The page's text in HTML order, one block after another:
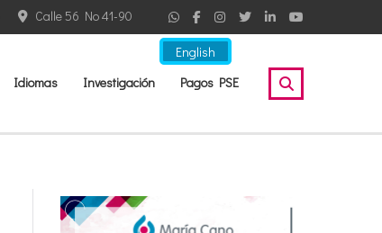
English
Calle 56 No 41-90
Idiomas Investigación Pagos PSE